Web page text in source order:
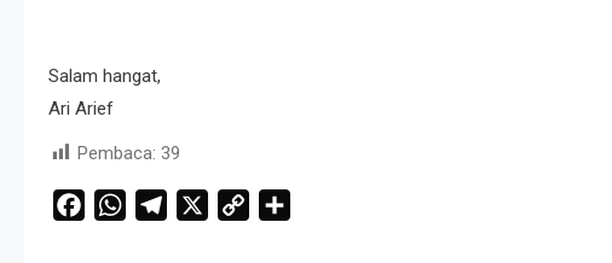
Salam hangat,
Ari Arief
Pembaca: 39
FacebookWhatsAppTelegram
Copy